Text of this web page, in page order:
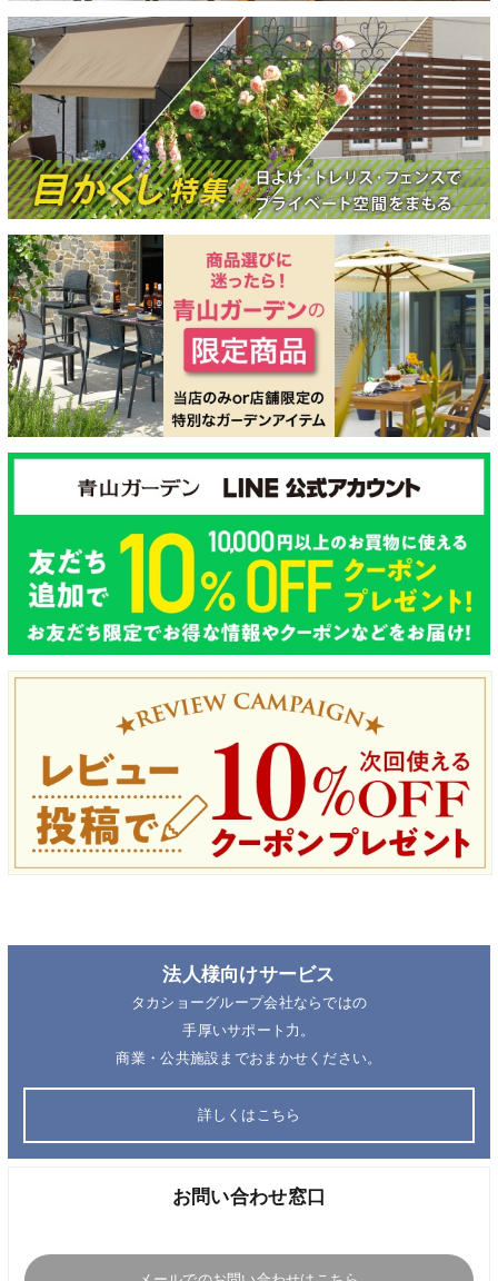
法人様向けサービス
タカショーグループ会社ならではの
手厚いサポート力。
商業・公共施設までおまかせください。
詳しくはこちら
お問い合わせ窓口